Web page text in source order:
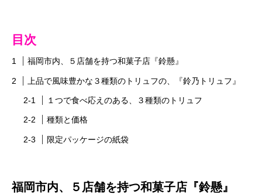
目次
福岡市内、５店舗を持つ和菓子店『鈴懸』
上品で風味豊かな３種類のトリュフの、『鈴乃トリュフ』
１つで食べ応えのある、３種類のトリュフ
種類と価格
限定パッケージの紙袋
福岡市内、５店舗を持つ和菓子店『鈴懸』